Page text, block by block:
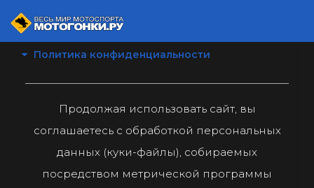
Политика конфиденциальности
Продолжая использовать сайт, вы
соглашаетесь с обработкой персональных
данных (куки-файлы), собираемых
посредством метрической программы